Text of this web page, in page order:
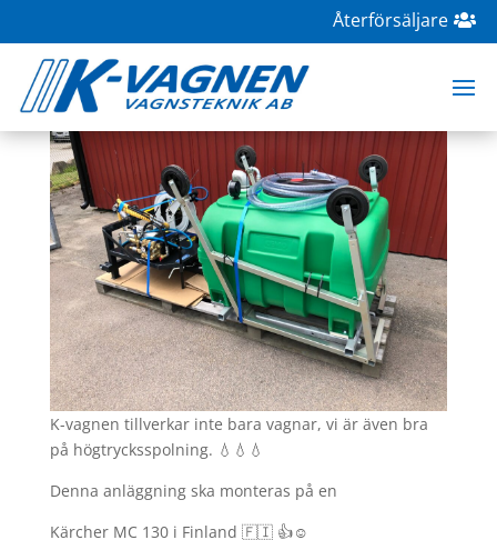
Återförsäljare
Högtrycksspolning
aug 27, 2020|K-tvätten,Tvätt
K-vagnen tillverkar inte bara vagnar, vi är även bra
på högtrycksspolning. 💧💧💧
Denna anläggning ska monteras på en
Kärcher MC 130 i Finland 🇫🇮 👍☺️